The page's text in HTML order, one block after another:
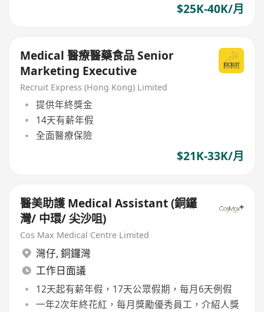
$25K-40K/月
Medical 醫療醫藥食品 Senior
Marketing Executive
Recruit Express (Hong Kong) Limited
提供年終獎金
14天有薪年假
全面醫療保險
$21K-33K/月
醫美助護 Medical Assistant (銅鑼
灣/ 中環/ 尖沙咀)
Cos Max Medical Centre Limited
灣仔, 銅鑼灣
工作日面議
12天起有薪年假，17天公眾假期，每月6天例假
一年2次年終花紅，每月獎勵優秀員工，介紹人獎